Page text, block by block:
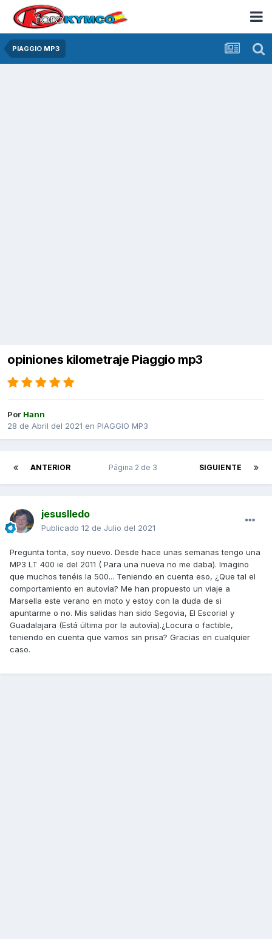
PIAGGIO MP3
opiniones kilometraje Piaggio mp3
Por Hann
28 de Abril del 2021 en PIAGGIO MP3
ANTERIOR SIGUIENTE
Página 2 de 3
jesuslledo
Publicado 12 de Julio del 2021
Pregunta tonta, soy nuevo. Desde hace unas semanas tengo una
MP3 LT 400 ie del 2011 ( Para una nueva no me daba). Imagino
que muchos tenéis la 500... Teniendo en cuenta eso, ¿Que tal el
comportamiento en autovía? Me han propuesto un viaje a
Marsella este verano en moto y estoy con la duda de si
apuntarme o no. Mis salidas han sido Segovia, El Escorial y
Guadalajara (Está última por la autovía).¿Locura o factible,
teniendo en cuenta que vamos sin prisa? Gracias en cualquier
caso.